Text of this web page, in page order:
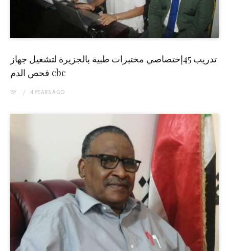
تدريب 45إختصاصي مختبرات طبية بالجزيرة لتشغيل جهاز
فحص الدم cbc
BY 4 YEARSAGO